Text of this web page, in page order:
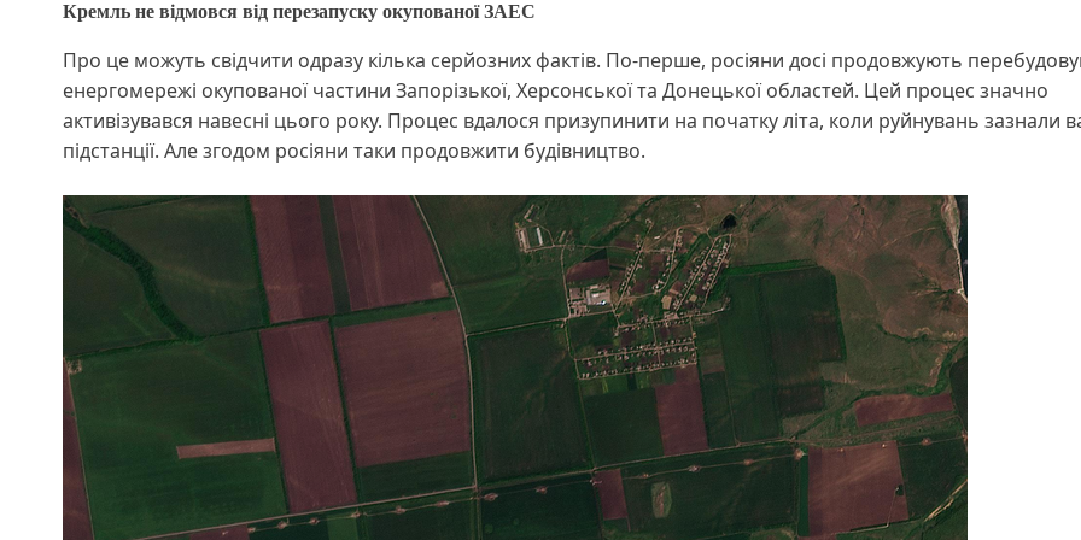
Кремль не відмовся від перезапуску окупованої ЗАЕС
Про це можуть свідчити одразу кілька серйозних фактів. По-перше, росіяни досі продовжують
енергомережі окупованої частини Запорізької, Херсонської та Донецької областей. Цей процес значно
активізувався навесні цього року. Процес вдалося призупинити на початку літа, коли руйнувань зазнали
підстанції. Але згодом росіяни таки продовжити будівництво.